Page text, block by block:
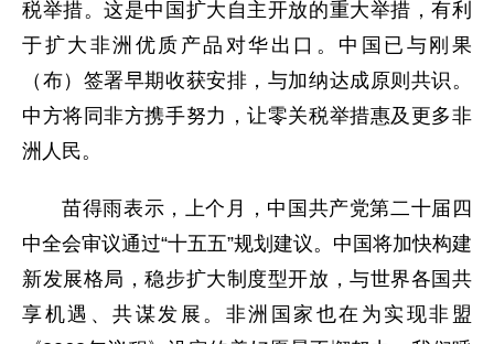
税举措。这是中国扩大自主开放的重大举措，有利
于扩大非洲优质产品对华出口。中国已与刚果
（布）签署早期收获安排，与加纳达成原则共识。
中方将同非方携手努力，让零关税举措惠及更多非
洲人民。
苗得雨表示，上个月，中国共产党第二十届四
中全会审议通过“十五五”规划建议。中国将加快构建
新发展格局，稳步扩大制度型开放，与世界各国共
享机遇、共谋发展。非洲国家也在为实现非盟